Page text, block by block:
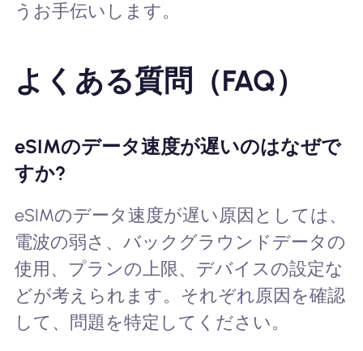
うお手伝いします。
よくある質問（FAQ）
eSIMのデータ速度が遅いのはなぜで
すか?
eSIMのデータ速度が遅い原因としては、
電波の弱さ、バックグラウンドデータの
使用、プランの上限、デバイスの設定な
どが考えられます。それぞれ原因を確認
して、問題を特定してください。